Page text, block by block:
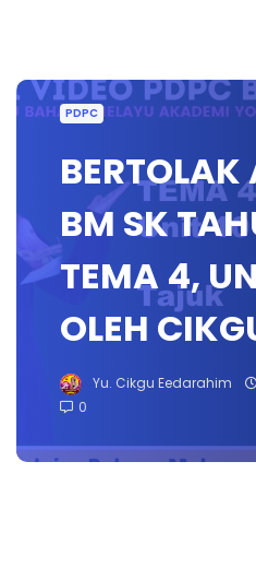
PDPC
BERTOLAK
BM SK
TEMA 4,
OLEH
Yu. Cikgu Eedarahim
0